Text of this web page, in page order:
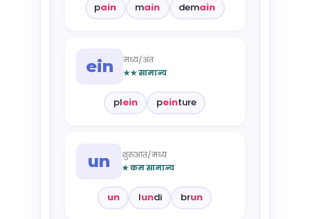
pain main demain
ein
मध्य/अंत
★★ सामान्य
plein peinture
un
शुरुआत/मध्य
★ कम सामान्य
un lundi brun